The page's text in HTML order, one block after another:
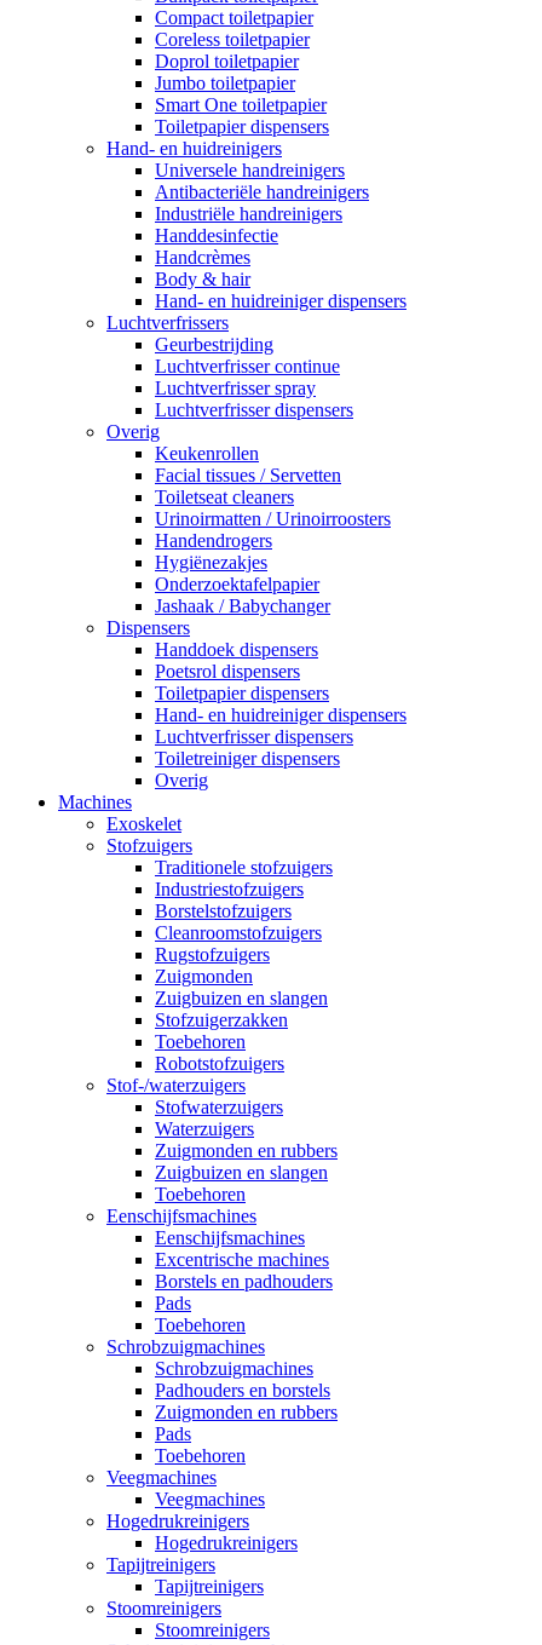
Compact toiletpapier
Coreless toiletpapier
Doprol toiletpapier
Jumbo toiletpapier
Smart One toiletpapier
Toiletpapier dispensers
Hand- en huidreinigers
Universele handreinigers
Antibacteriële handreinigers
Industriële handreinigers
Handdesinfectie
Handcrèmes
Body & hair
Hand- en huidreiniger dispensers
Luchtverfrissers
Geurbestrijding
Luchtverfrisser continue
Luchtverfrisser spray
Luchtverfrisser dispensers
Overig
Keukenrollen
Facial tissues / Servetten
Toiletseat cleaners
Urinoirmatten / Urinoirroosters
Handendrogers
Hygiënezakjes
Onderzoektafelpapier
Jashaak / Babychanger
Dispensers
Handdoek dispensers
Poetsrol dispensers
Toiletpapier dispensers
Hand- en huidreiniger dispensers
Luchtverfrisser dispensers
Toiletreiniger dispensers
Overig
Machines
Exoskelet
Stofzuigers
Traditionele stofzuigers
Industriestofzuigers
Borstelstofzuigers
Cleanroomstofzuigers
Rugstofzuigers
Zuigmonden
Zuigbuizen en slangen
Stofzuigerzakken
Toebehoren
Robotstofzuigers
Stof-/waterzuigers
Stofwaterzuigers
Waterzuigers
Zuigmonden en rubbers
Zuigbuizen en slangen
Toebehoren
Eenschijfsmachines
Eenschijfsmachines
Excentrische machines
Borstels en padhouders
Pads
Toebehoren
Schrobzuigmachines
Schrobzuigmachines
Padhouders en borstels
Zuigmonden en rubbers
Pads
Toebehoren
Veegmachines
Veegmachines
Hogedrukreinigers
Hogedrukreinigers
Tapijtreinigers
Tapijtreinigers
Stoomreinigers
Stoomreinigers